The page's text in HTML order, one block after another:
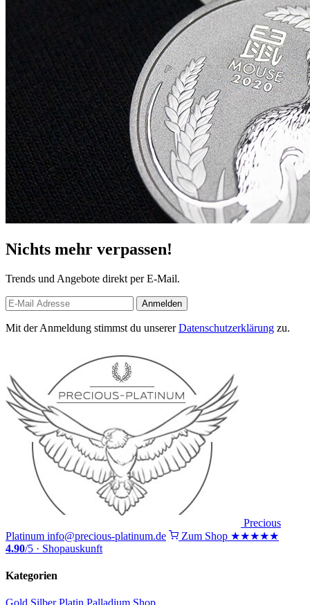
Nichts mehr verpassen!
Trends und Angebote direkt per E-Mail.
Anmelden
Mit der Anmeldung stimmst du unsererDatenschutzerklärung zu.
Precious
Platinum info@precious-platinum.de Zum Shop ★★★★★
4.90/5 · Shopauskunft
Kategorien